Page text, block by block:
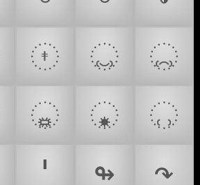
𝨳 𝨿
𝩂
𝩋 𝩏
𝩗
' ↬
↷